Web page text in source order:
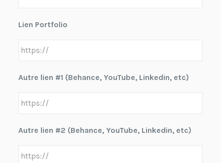
Lien Portfolio
Autre lien #1 (Behance, YouTube, Linkedin, etc)
Autre lien #2 (Behance, YouTube, Linkedin, etc)